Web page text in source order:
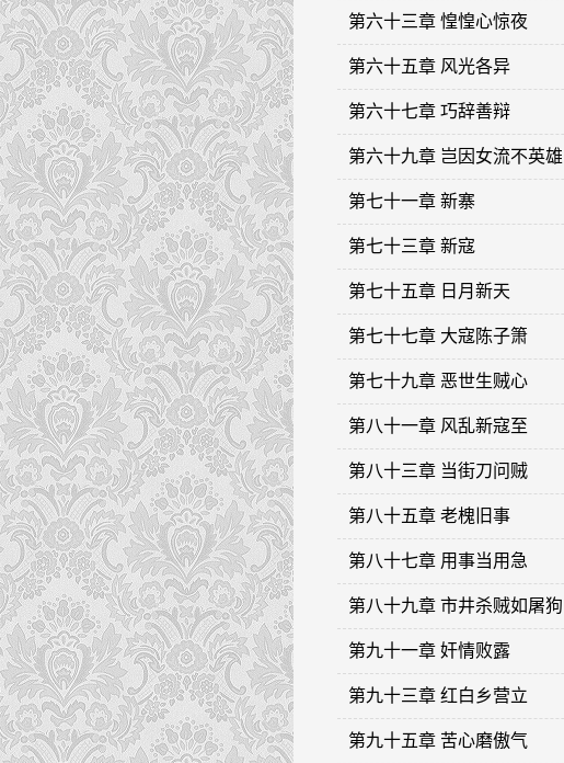
第六十三章 惶惶心惊夜
第六十五章 风光各异
第六十七章 巧辞善辩
第六十九章 岂因女流不英雄
第七十一章 新寨
第七十三章 新寇
第七十五章 日月新天
第七十七章 大寇陈子箫
第七十九章 恶世生贼心
第八十一章 风乱新寇至
第八十三章 当街刀问贼
第八十五章 老槐旧事
第八十七章 用事当用急
第八十九章 市井杀贼如屠狗
第九十一章 奸情败露
第九十三章 红白乡营立
第九十五章 苦心磨傲气